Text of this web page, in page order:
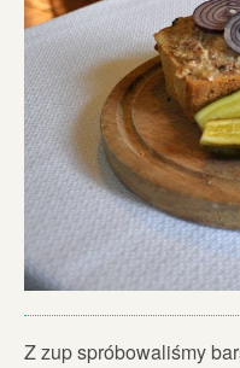
Z zup spróbowaliśmy